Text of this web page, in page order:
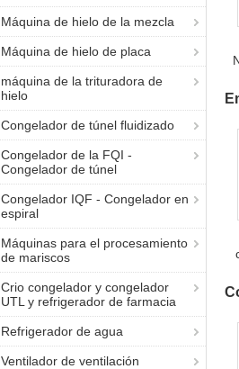
Máquina de hielo de la mezcla
Máquina de hielo de placa
máquina de la trituradora de
hielo
Congelador de túnel fluidizado
Congelador de la FQI -
Congelador de túnel
Congelador IQF - Congelador en
espiral
Máquinas para el procesamiento
de mariscos
Crio congelador y congelador
UTL y refrigerador de farmacia
Refrigerador de agua
Ventilador de ventilación